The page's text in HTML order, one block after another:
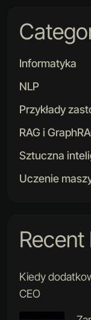
Informatyka
NLP
Przykłady
RAG i
Sztuczna
Uczenie
Recent
Kiedy
CEO